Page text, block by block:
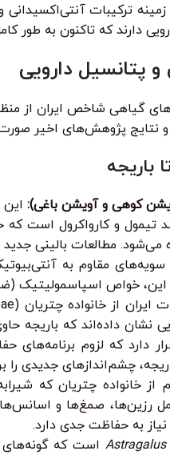
زمینه ترکیبات
دارند که تاکنون به طور
پتانسیل دارویی
گیاهی شاخص ایران از منظر
نتایج پژوهش‌های اخیر
باریجه
کوهی و آویشن باغی):
و کارواکرول است
مطالعات بالینی جدید
سویه‌های مقاوم به
این، خواص
داده‌اند که باریجه
دارد که لزوم برنامه‌های
چشم‌اندازهای جدیدی
از خانواده چتریان که
رزین‌ها، صمغ‌ها و
نیاز به حفاظت جدی دارد.
Astragalus است که گونه‌های